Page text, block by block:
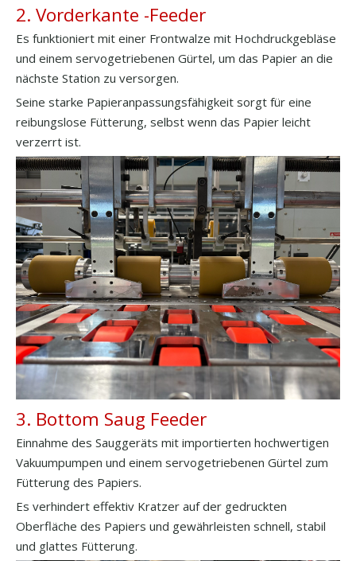
2. Vorderkante -Feeder
Es funktioniert mit einer Frontwalze mit Hochdruckgebläse
und einem servogetriebenen Gürtel, um das Papier an die
nächste Station zu versorgen.
Seine starke Papieranpassungsfähigkeit sorgt für eine
reibungslose Fütterung, selbst wenn das Papier leicht
verzerrt ist.
3. Bottom Saug Feeder
Einnahme des Sauggeräts mit importierten hochwertigen
Vakuumpumpen und einem servogetriebenen Gürtel zum
Fütterung des Papiers.
Es verhindert effektiv Kratzer auf der gedruckten
Oberfläche des Papiers und gewährleisten schnell, stabil
und glattes Fütterung.